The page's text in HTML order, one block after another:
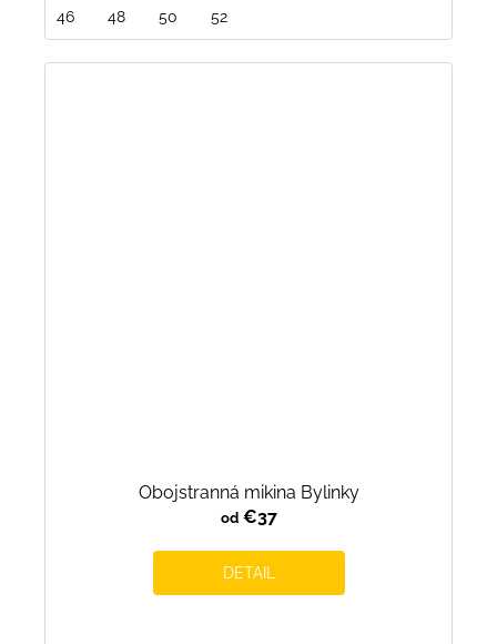
46 48 50 52
Obojstranná mikina Bylinky
od€37
DETAIL